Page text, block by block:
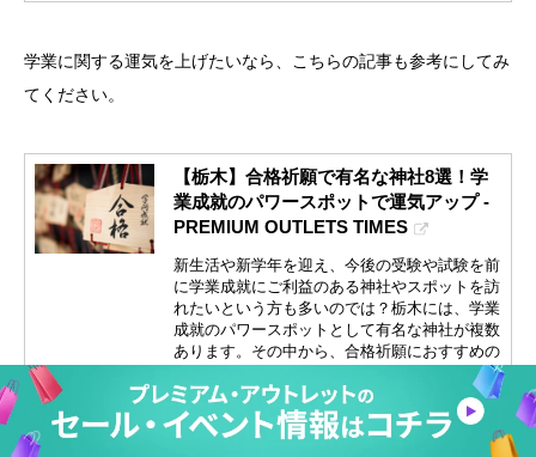
学業に関する運気を上げたいなら、こちらの記事も参考にしてみ
てください。
【栃木】合格祈願で有名な神社8選！学
業成就のパワースポットで運気アップ -
PREMIUM OUTLETS TIMES
新生活や新学年を迎え、今後の受験や試験を前
に学業成就にご利益のある神社やスポットを訪
れたいという方も多いのでは？栃木には、学業
成就のパワースポットとして有名な神社が複数
あります。その中から、合格祈願におすすめの
神社を8つピックアップしました！合格祈願に
欠かせないお守りが人気の神社も紹介します。